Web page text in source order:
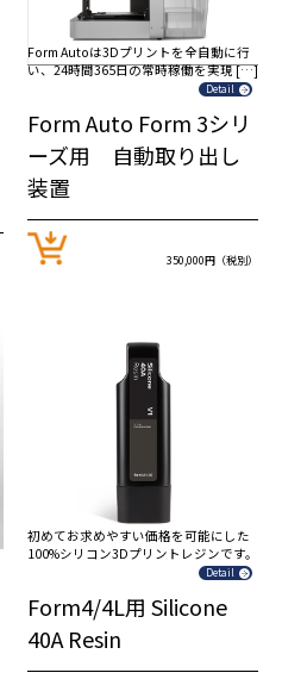
Form Autoは3Dプリントを全自動に行
い、24時間365日の常時稼働を実現 […]
Detail
Form Auto Form 3シリ
ーズ用 自動取り出し
装置
350,000円（税別）
初めてお求めやすい価格を可能にした
100%シリコン3Dプリントレジンです。
Detail
Form4/4L用 Silicone
40A Resin